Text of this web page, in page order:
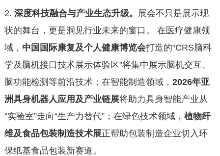
2. 深度科技融合与产业生态升级。
展会不只是展示现
状的舞台，更是洞见行业未来的窗口。 在医疗健康领
域， 中国国际康复及个人健康博览会打造的“CRS脑科
学及脑机接口技术展示体验区”将集中展示脑机交互、
脑功能检测等前沿技术；在智能制造领域， 2026年亚
洲具身机器人应用及产业链展将助力具身智能产业从
“实验室”走向“生产力替代”；在绿色技术领域， 植物纤
维及食品包装制造技术展正帮助包装制造企业切入环
保纸基食品包装新赛道。